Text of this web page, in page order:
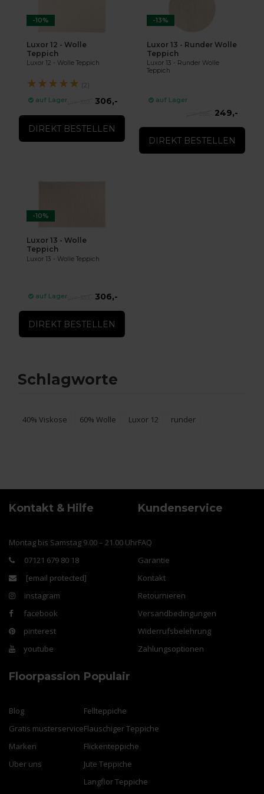
-10%
Luxor 12 - Wolle
Teppich
Luxor 12 - Wolle Teppich
★★★★★ (2)
auf Lager 306,-
DIREKT BESTELLEN
-13%
Luxor 13 - Runder Wolle
Teppich
Luxor 13 - Runder Wolle
Teppich
auf Lager
249,-
DIREKT BESTELLEN
-10%
Luxor 13 - Wolle
Teppich
Luxor 13 - Wolle Teppich
auf Lager 306,-
DIREKT BESTELLEN
Schlagworte
40% Viskose 60% Wolle Luxor 12 runder
Kontakt & Hilfe
Montag bis Samstag 9.00 – 21.00 Uhr
07121 679 80 18
[email protected]
instagram
facebook
pinterest
youtube
Kundenservice
FAQ
Garantie
Kontakt
Retournieren
Versandbedingungen
Widerrufsbelehrung
Zahlungsoptionen
Floorpassion
Blog
Gratis musterservice
Marken
Über uns
Populair
Fellteppiche
Flauschiger Teppiche
Flickenteppiche
Jute Teppiche
Langflor Teppiche